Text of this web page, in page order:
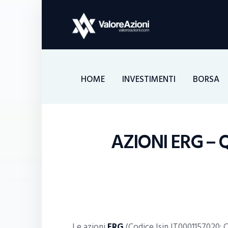
HOME INVESTIMENTI BORSA
AZIONI ERG –